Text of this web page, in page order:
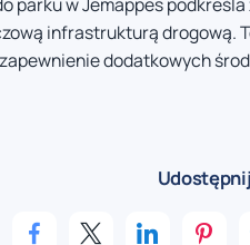
infrastrukturą drogową.
dodatkowych
Udostępnij